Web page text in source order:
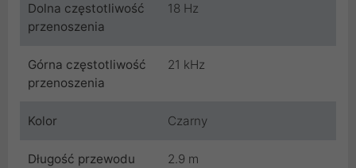
Dolna częstotliwość
przenoszenia
18 Hz
Górna częstotliwość
przenoszenia
21 kHz
Kolor Czarny
Długość przewodu 2.9 m